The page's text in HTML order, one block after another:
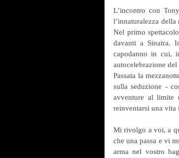
L’incontro con
l’innaturalezza
Nel primo
davanti a Sinatra.
capodanno in cui,
autocelebrazione del
Passata la
sulla seduzione -
avventure al limite
reinventarsi una vita
Mi rivolgo a voi, a
che una passa e vi
arma nel vostro